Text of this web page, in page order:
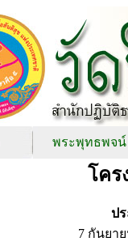
พระพุทธพจน์
โคร
ป
7 กันยา